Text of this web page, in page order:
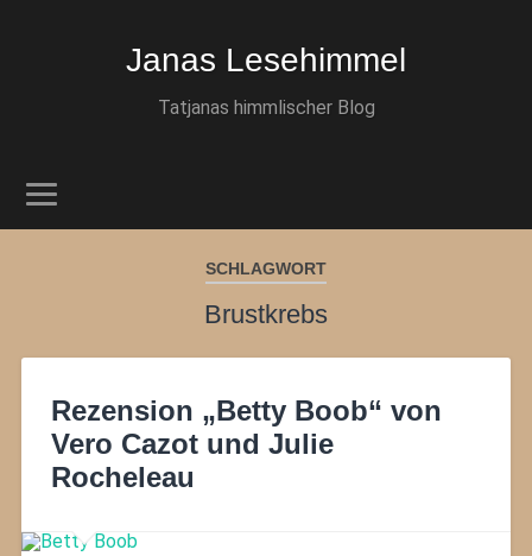
Janas Lesehimmel
Tatjanas himmlischer Blog
SCHLAGWORT
Brustkrebs
Rezension „Betty Boob“ von
Vero Cazot und Julie
Rocheleau